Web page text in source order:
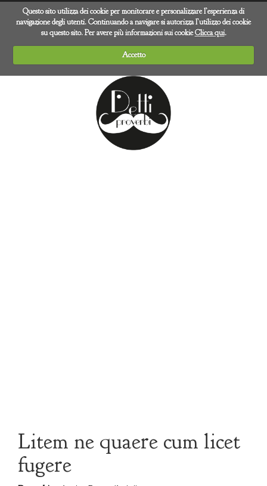
Questo sito utilizza dei cookie per monitorare e personalizzare l’esperienza di
navigazione degli utenti. Continuando a navigare si autorizza l’utilizzo dei cookie
su questo sito. Per avere più informazioni sui cookieClicca qui.
Accetto
Litem ne quaere cum licet
fugere